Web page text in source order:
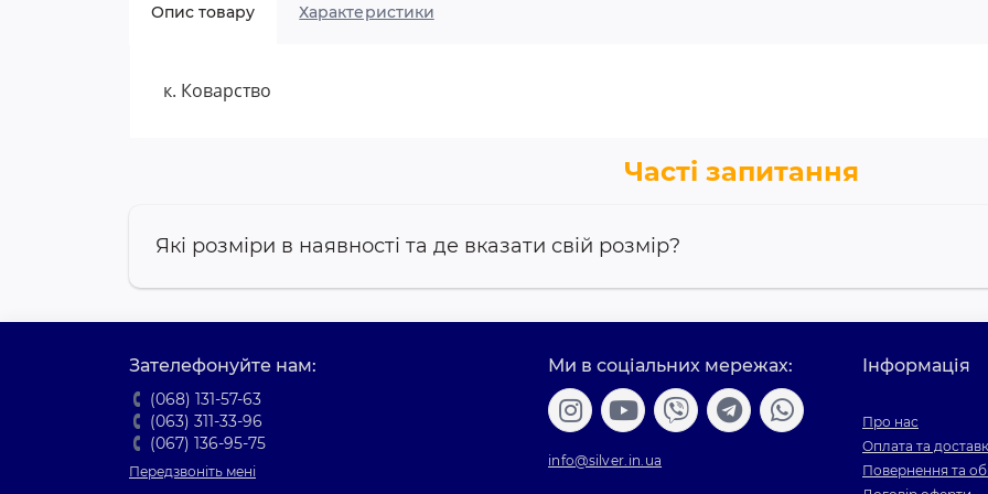
Опис товару Характеристики
к. Коварство
Часті запитання
Які розміри в наявності та де вказати свій розмір?
Зателефонуйте нам:
(068) 131-57-63
(063) 311-33-96
(067) 136-95-75
Передзвоніть мені
Ми в соціальних мережах:
info@silver.in.ua
Інформація
Про нас
Оплата та
Повернення та